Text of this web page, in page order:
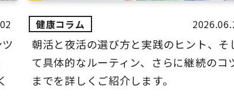
朝活と夜活の選び方と実践のヒント、そ
て具体的なルーティン、さらに継続のコ
までを詳しくご紹介します。